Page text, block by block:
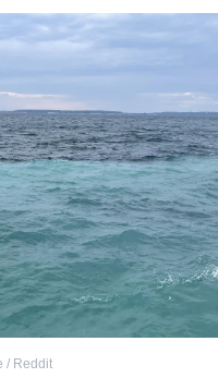
/ Reddit